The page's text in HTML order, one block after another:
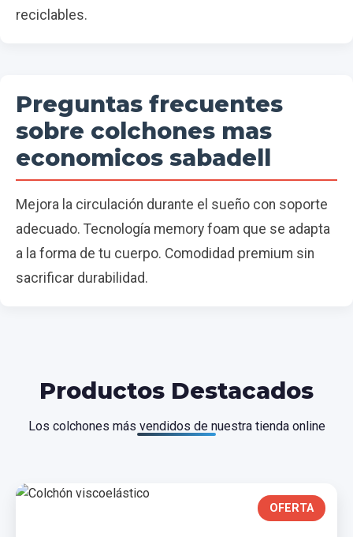
reciclables.
Preguntas frecuentes
sobre colchones mas
economicos sabadell
Mejora la circulación durante el sueño con soporte
adecuado. Tecnología memory foam que se adapta
a la forma de tu cuerpo. Comodidad premium sin
sacrificar durabilidad.
Productos Destacados
Los colchones más vendidos de nuestra tienda online
OFERTA